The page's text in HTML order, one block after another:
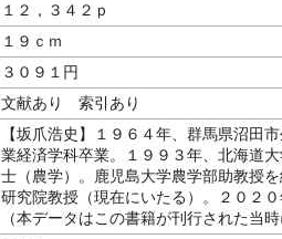
１２，３４２ｐ
１９ｃｍ
３０９１円
文献あり 索引あり
【坂爪浩史】１９６４年、群馬県沼田
業経済学科卒業。１９９３年、北海道
士（農学）。鹿児島大学農学部助教授
研究院教授（現在にいたる）。２０２
（本データはこの書籍が刊行された当